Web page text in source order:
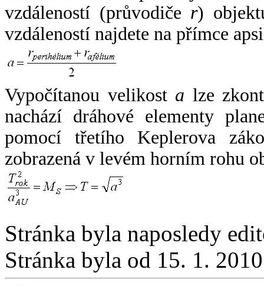
vzdáleností (průvodiče r)
vzdáleností najdete na přímce
Vypočítanou velikost a lze
nachází dráhové elementy
pomocí třetího Keplerova
zobrazená v levém horním rohu
Stránka byla naposledy
Stránka byla od 15. 1.